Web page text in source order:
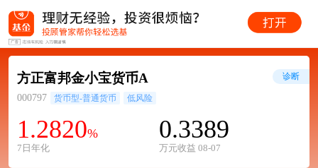
方正富邦金小宝货币A
000797 货币型-普通货币 低风险
1.2820%
7日年化
0.3389
万元收益 08-07
诊断